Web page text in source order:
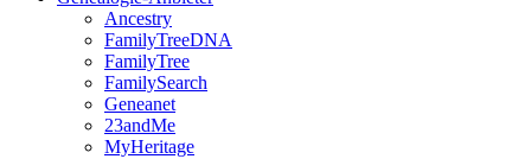
Ancestry
FamilyTreeDNA
FamilyTree
FamilySearch
Geneanet
23andMe
MyHeritage